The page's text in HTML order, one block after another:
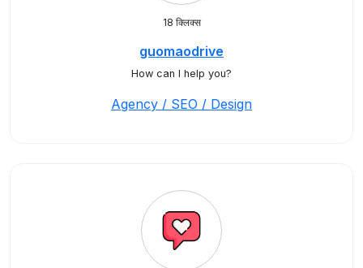
18 क्लिक्स
guomaodrive
How can I help you?
Agency / SEO / Design